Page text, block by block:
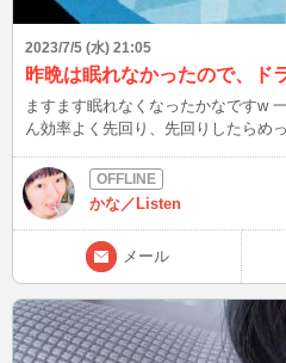
2023/7/5 (水) 21:05
ますます眠れなくなったかなですw 一度全クリしているから、どんど
ん効率よく先回り、先回りしたらめっ
昨晩は何のために早く切り上げて早
なっちゃいますね。 皆さんは、目が冴えて眠れなくなることはあり
ますか? この後21:30〜02:00です！ 夏風邪などひかぬよう、お体には
十分お気をつけくださいませ。
かな／Listen
メール